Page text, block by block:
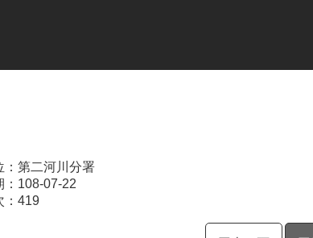
：第二河川分署
：108-07-22
419